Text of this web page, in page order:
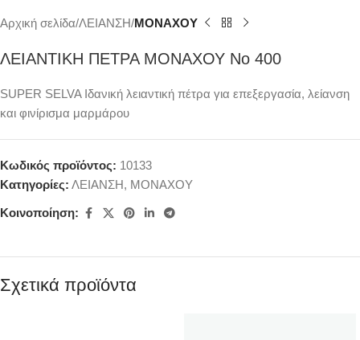
Αρχική σελίδα ΛΕΙΑΝΣΗ ΜΟΝΑΧΟΥ
ΛΕΙΑΝΤΙΚΗ ΠΕΤΡΑ ΜΟΝΑΧΟΥ Νο 400
SUPER SELVA Ιδανική λειαντική πέτρα για επεξεργασία, λείανση
και φινίρισμα μαρμάρου
Κωδικός προϊόντος: 10133
Κατηγορίες: ΛΕΙΑΝΣΗ, ΜΟΝΑΧΟΥ
Κοινοποίηση:
Σχετικά προϊόντα